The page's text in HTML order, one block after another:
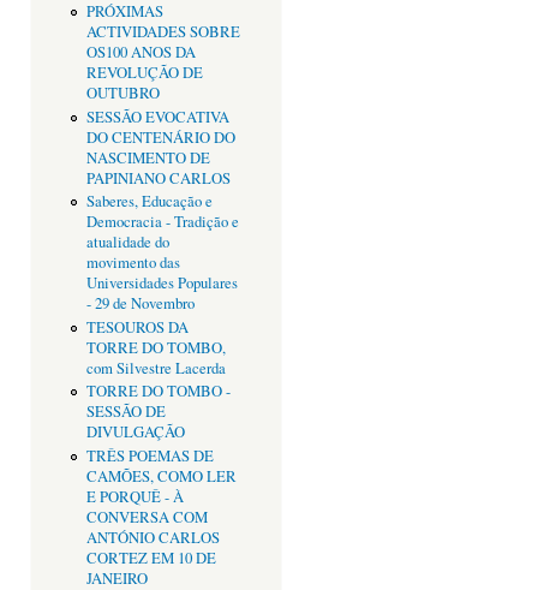
PRÓXIMAS
ACTIVIDADES SOBRE
OS100 ANOS DA
REVOLUÇÃO DE
OUTUBRO
SESSÃO EVOCATIVA
DO CENTENÁRIO DO
NASCIMENTO DE
PAPINIANO CARLOS
Saberes, Educação e
Democracia - Tradição e
atualidade do
movimento das
Universidades Populares
- 29 de Novembro
TESOUROS DA
TORRE DO TOMBO,
com Silvestre Lacerda
TORRE DO TOMBO -
SESSÃO DE
DIVULGAÇÃO
TRÊS POEMAS DE
CAMÕES, COMO LER
E PORQUÊ - À
CONVERSA COM
ANTÓNIO CARLOS
CORTEZ EM 10 DE
JANEIRO